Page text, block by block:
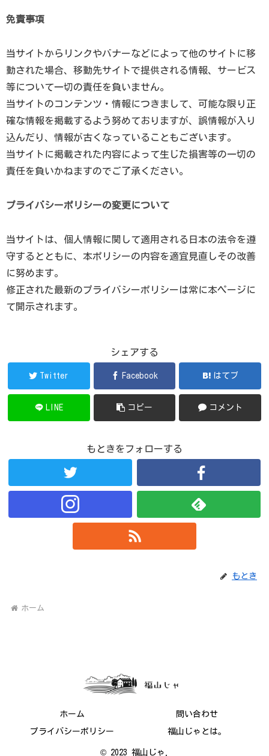
免責事項
当サイトからリンクやバナーなどによって他のサイトに移
動された場合、移動先サイトで提供される情報、サービス
等について一切の責任を負いません。
当サイトのコンテンツ・情報につきまして、可能な限り正
確な情報を掲載するよう努めておりますが、誤情報が入り
込んだり、情報が古くなっていることもございます。
当サイトに掲載された内容によって生じた損害等の一切の
責任を負いかねますのでご了承ください。
プライバシーポリシーの変更について
当サイトは、個人情報に関して適用される日本の法令を遵
守するとともに、本ポリシーの内容を適宜見直しその改善
に努めます。
修正された最新のプライバシーポリシーは常に本ページに
て開示されます。
シェアする
Twitter Facebook はてブ
LINE コピー コメント
もときをフォローする
もとき
ホーム
ホーム 問い合わせ
プライバシーポリシー 福山じゃとは。
© 2023 福山じゃ.